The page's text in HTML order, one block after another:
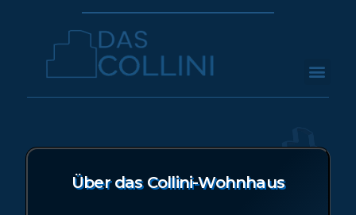
Über das Collini-Wohnhaus